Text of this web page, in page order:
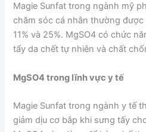
Magie Sunfat trong ngành mỹ
chăm sóc cá nhân thường
11% và 25%. MgSO4 có chức
tẩy da chết tự nhiên và chất
MgSO4 trong lĩnh vực y tế
Magie Sunfat trong ngành y tế
giảm dịu cơ bắp khi sưng tấy